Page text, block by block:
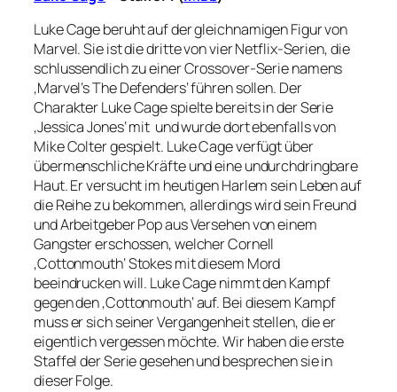
Luke Cage beruht auf der gleichnamigen Figur von
Marvel. Sie ist die dritte von vier Netflix-Serien, die
schlussendlich zu einer Crossover-Serie namens
‚Marvel’s The Defenders‘ führen sollen. Der
Charakter Luke Cage spielte bereits in der Serie
‚Jessica Jones‘ mit und wurde dort ebenfalls von
Mike Colter gespielt. Luke Cage verfügt über
übermenschliche Kräfte und eine undurchdringbare
Haut. Er versucht im heutigen Harlem sein Leben auf
die Reihe zu bekommen, allerdings wird sein Freund
und Arbeitgeber Pop aus Versehen von einem
Gangster erschossen, welcher Cornell
‚Cottonmouth‘ Stokes mit diesem Mord
beeindrucken will. Luke Cage nimmt den Kampf
gegen den ‚Cottonmouth‘ auf. Bei diesem Kampf
muss er sich seiner Vergangenheit stellen, die er
eigentlich vergessen möchte. Wir haben die erste
Staffel der Serie gesehen und besprechen sie in
dieser Folge.